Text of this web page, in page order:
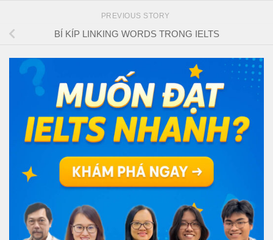
PREVIOUS STORY
BÍ KÍP LINKING WORDS TRONG IELTS